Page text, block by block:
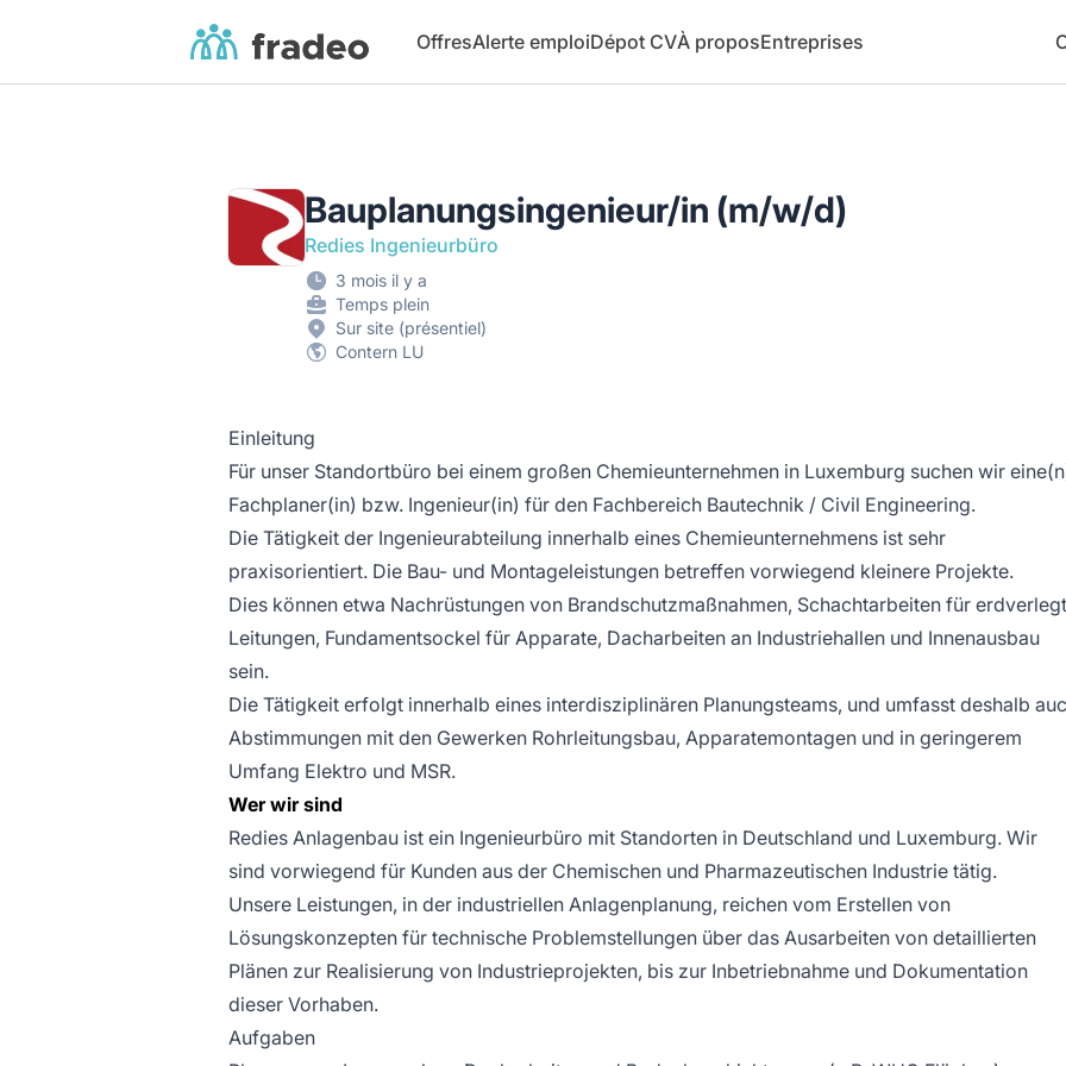
Fradeo OffresAlerte emploiDépot CVÀ proposEntreprises
Bauplanungsingenieur/in (m/w/d)
Redies Ingenieurbüro
3 mois il y a
Temps plein
Sur site (présentiel)
Contern LU
Einleitung
Für unser Standortbüro bei einem großen Chemieunternehmen in Luxemburg suchen wir
Fachplaner(in) bzw. Ingenieur(in) für den Fachbereich Bautechnik / Civil Engineering.
Die Tätigkeit der Ingenieurabteilung innerhalb eines Chemieunternehmens ist sehr
praxisorientiert. Die Bau- und Montageleistungen betreffen vorwiegend kleinere Projekte.
Dies können etwa Nachrüstungen von Brandschutzmaßnahmen, Schachtarbeiten für
Leitungen, Fundamentsockel für Apparate, Dacharbeiten an Industriehallen und Innenausbau
sein.
Die Tätigkeit erfolgt innerhalb eines interdisziplinären Planungsteams, und umfasst deshalb
Abstimmungen mit den Gewerken Rohrleitungsbau, Apparatemontagen und in geringerem
Umfang Elektro und MSR.
Wer wir sind
Redies Anlagenbau ist ein Ingenieurbüro mit Standorten in Deutschland und Luxemburg. Wir
sind vorwiegend für Kunden aus der Chemischen und Pharmazeutischen Industrie tätig.
Unsere Leistungen, in der industriellen Anlagenplanung, reichen vom Erstellen von
Lösungskonzepten für technische Problemstellungen über das Ausarbeiten von detaillierten
Plänen zur Realisierung von Industrieprojekten, bis zur Inbetriebnahme und Dokumentation
dieser Vorhaben.
Aufgaben